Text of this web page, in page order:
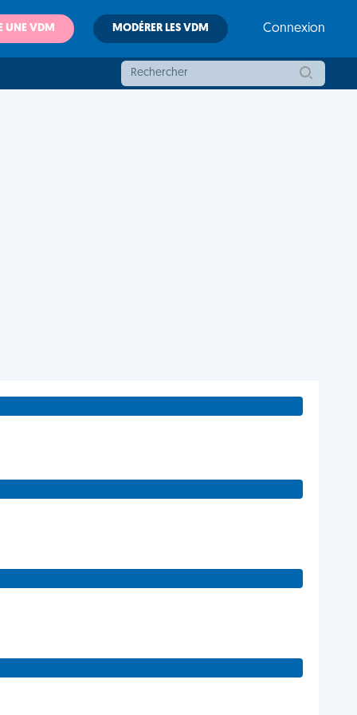
UNE VDM MODÉRER LES VDM Connexion